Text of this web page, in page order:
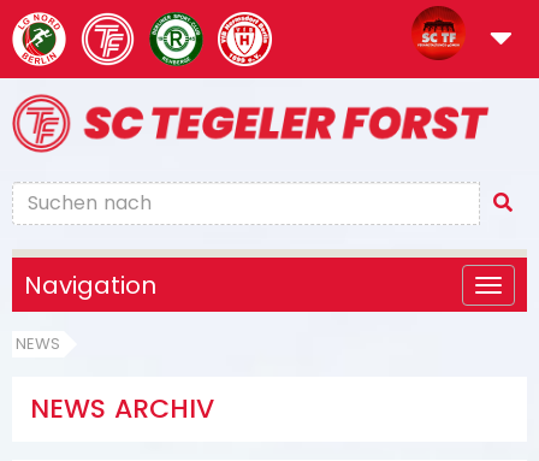
Navigation
NEWS
NEWS ARCHIV